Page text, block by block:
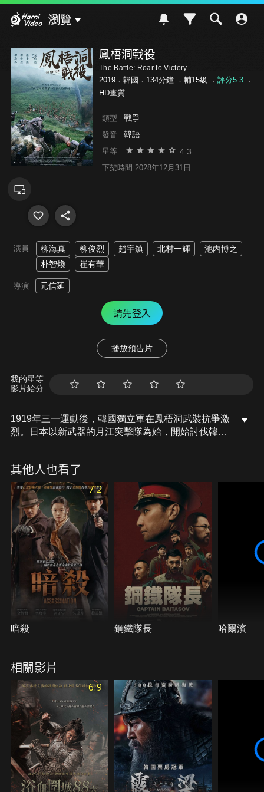
瀏覽
鳳梧洞戰役
The Battle: Roar to Victory
2019．韓國．134分鐘 ． 輔15級 ． 評分5.3．
HD畫質
類型 戰爭
發音 韓語
星等 4.3
下架時間 2028年12月31日
演員 柳海真 柳俊烈 趙宇鎮 北村一輝
池內博之
朴智煥
崔有華
導演 元信延
請先登入
播放預告片
我的星等
影片給分
1919年三一運動後，韓國獨立軍在鳳梧洞武裝抗爭激
烈。日本以新武器的月江突擊隊為始，開始討伐韓國
擊手秉久，三人領軍英勇衝入險境對抗日軍。穿梭溪
谷與稜線間，來無影去無蹤的韓國獨立軍令日軍開始
感到焦急不安……
其他人也看了
7.2
暗殺 鋼鐵隊長 哈爾濱
相關影片
6.9